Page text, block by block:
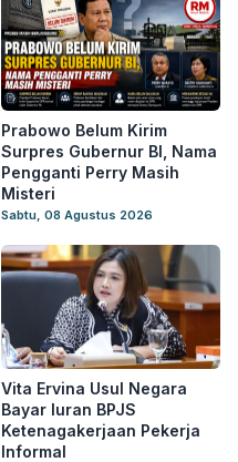
Prabowo Belum Kirim
Surpres Gubernur BI, Nama
Pengganti Perry Masih
Misteri
Sabtu, 08 Agustus 2026
Vita Ervina Usul Negara
Bayar Iuran BPJS
Ketenagakerjaan Pekerja
Informal